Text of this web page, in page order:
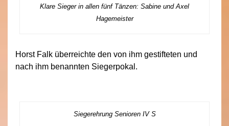
Klare Sieger in allen fünf Tänzen: Sabine und Axel
Hagemeister
Horst Falk überreichte den von ihm gestifteten und
nach ihm benannten Siegerpokal.
Siegerehrung Senioren IV S